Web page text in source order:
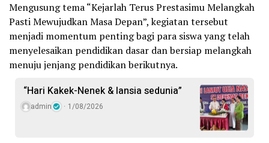
Mengusung tema “Kejarlah Terus Prestasimu Melangkah
Pasti Mewujudkan Masa Depan”, kegiatan tersebut
menjadi momentum penting bagi para siswa yang telah
menyelesaikan pendidikan dasar dan bersiap melangkah
menuju jenjang pendidikan berikutnya.
“Hari Kakek-Nenek & lansia sedunia”
admin 1/08/2026